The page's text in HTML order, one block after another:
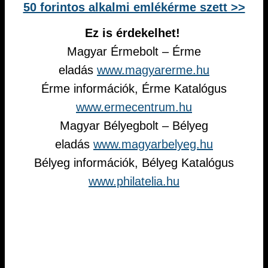
50 forintos alkalmi emlékérme szett >>
Ez is érdekelhet!
Magyar Érmebolt – Érme
eladás www.magyarerme.hu
Érme információk, Érme Katalógus
www.ermecentrum.hu
Magyar Bélyegbolt – Bélyeg
eladás www.magyarbelyeg.hu
Bélyeg információk, Bélyeg Katalógus
www.philatelia.hu